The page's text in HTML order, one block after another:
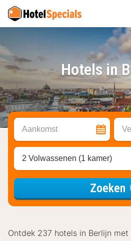
Hotels in
Aankomst
2 Volwassenen (1 kamer)
Zoeken
Ontdek 237 hotels in Berlijn met